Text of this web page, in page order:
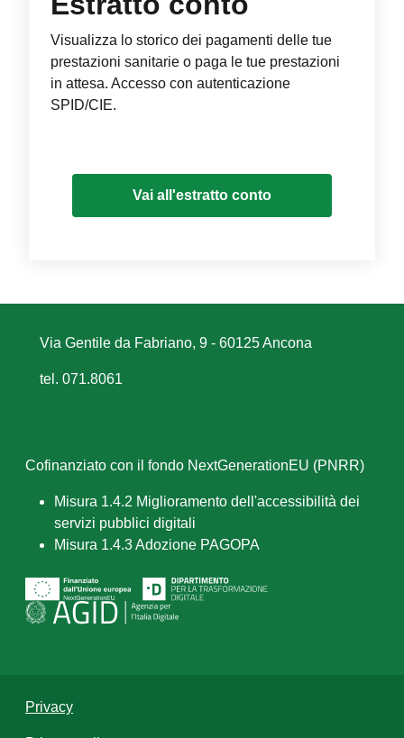
Visualizza lo storico dei pagamenti delle tue
prestazioni sanitarie o paga le tue prestazioni
in attesa. Accesso con autenticazione
SPID/CIE.
Vai all'estratto conto
Via Gentile da Fabriano, 9 - 60125 Ancona
tel. 071.8061
Cofinanziato con il fondo NextGenerationEU (PNRR)
Misura 1.4.2 Miglioramento dell'accessibilità dei
servizi pubblici digitali
Misura 1.4.3 Adozione PAGOPA
Privacy